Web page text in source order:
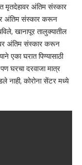
मृतदेहावर अंतिम संस्कार
अंतिम संस्कार करून
खानापूर तालुक्यातील
अंतिम संस्कार करून
एका घरात पिण्यासाठी
घरचा दरवाजा मात्र
नाही, कोरोना सेंटर मध्ये